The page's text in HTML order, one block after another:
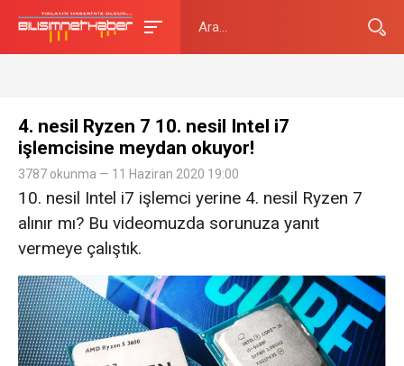
4. nesil Ryzen 7 10. nesil Intel i7
işlemcisine meydan okuyor!
3787 okunma — 11 Haziran 2020 19:00
10. nesil Intel i7 işlemci yerine 4. nesil Ryzen 7
alınır mı? Bu videomuzda sorunuza yanıt
vermeye çalıştık.